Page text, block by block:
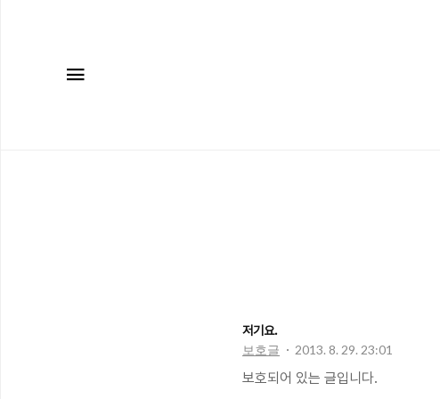
저기요.
보호글 2013. 8. 29. 23:01
보호되어 있는 글입니다.